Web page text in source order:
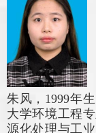
朱风， 1999年
大学环境工程
源化处理与工